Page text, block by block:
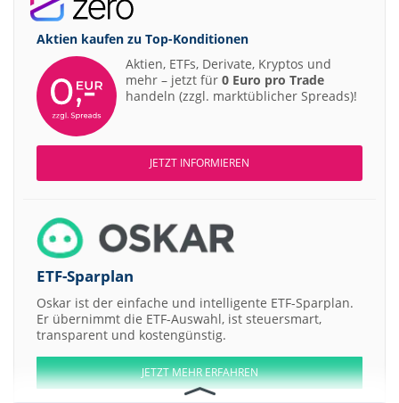
Aktien kaufen zu Top-Konditionen
Aktien, ETFs, Derivate, Kryptos und
mehr – jetzt für 0 Euro pro Trade
handeln (zzgl. marktüblicher Spreads)!
JETZT INFORMIEREN
ETF-Sparplan
Oskar ist der einfache und intelligente ETF-Sparplan.
Er übernimmt die ETF-Auswahl, ist steuersmart,
transparent und kostengünstig.
JETZT MEHR ERFAHREN